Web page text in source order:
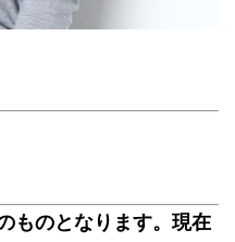
ものとなります。現在